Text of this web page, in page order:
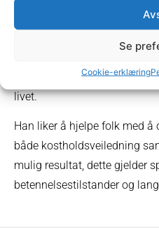
Se
Cookie-erklæring
hodepineproblematikk.
prolaps, isjas smerter og
sertifisert personlig trener og
livet.
Han liker å hjelpe folk med å
både kostholdsveiledning
mulig resultat, dette gjelder
betennelsestilstander og